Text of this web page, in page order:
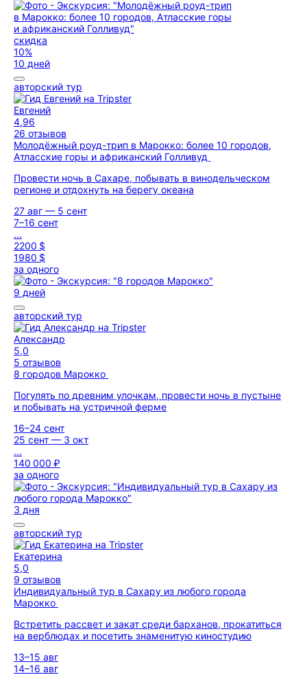
скидка
10%
10 дней
авторский тур
Евгений
4,96
26 отзывов
Молодёжный роуд-трип в Марокко: более 10 городов,
Атласские горы и африканский Голливуд
Провести ночь в Сахаре, побывать в винодельческом
регионе и отдохнуть на берегу океана
27 авг — 5 сент
7–16 сент
...
2200 $
1980 $
за одного
9 дней
авторский тур
Александр
5,0
5 отзывов
8 городов Марокко
Погулять по древним улочкам, провести ночь в пустыне
и побывать на устричной ферме
16–24 сент
25 сент — 3 окт
...
140 000 ₽
за одного
3 дня
авторский тур
Екатерина
5,0
9 отзывов
Индивидуальный тур в Сахару из любого города
Марокко
Встретить рассвет и закат среди барханов, прокатиться
на верблюдах и посетить знаменитую киностудию
13–15 авг
14–16 авг